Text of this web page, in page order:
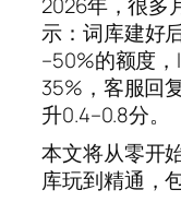
示：词库建好
–50%的额度
35%，客服回
升0.4–0.8分。
本文将从零开
库玩到精通，